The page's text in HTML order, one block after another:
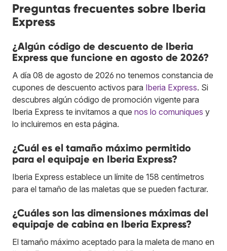
Preguntas frecuentes sobre Iberia
Express
¿Algún código de descuento de Iberia
Express que funcione en agosto de 2026?
A día 08 de agosto de 2026 no tenemos constancia de
cupones de descuento activos para Iberia Express. Si
descubres algún código de promoción vigente para
Iberia Express te invitamos a que nos lo comuniques y
lo incluiremos en esta página.
¿Cuál es el tamaño máximo permitido
para el equipaje en Iberia Express?
Iberia Express establece un límite de 158 centímetros
para el tamaño de las maletas que se pueden facturar.
¿Cuáles son las dimensiones máximas del
equipaje de cabina en Iberia Express?
El tamaño máximo aceptado para la maleta de mano en